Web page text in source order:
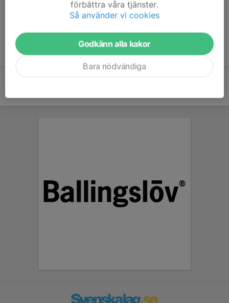
Inget referat skrivet
förbättra våra tjänster.
Så använder vi cookies
Godkänn alla kakor
Bara nödvändiga